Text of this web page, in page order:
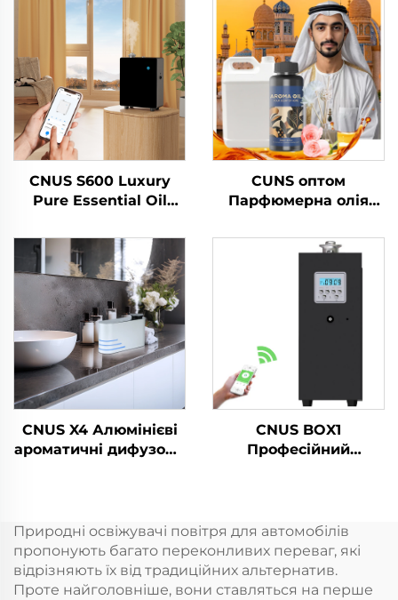
CNUS S600 Luxury
Pure Essential Oil
Logo Aroma Diffuser
Wifi Control
Электричний аромат
для освітлення
повітря
CUNS оптом
Парфюмерна олія
Французька
ароматика Дуже
довговічна
дифузерна машинна
CNUS X4 Алюмінієві
ароматичні дифузори
олійних дифузорів
Безводні атомізатори
CNUS BOX1
Професійний
ароматичних масел
Природні освіжувачі повітря для автомобілів
пропонують багато переконливих переваг, які
відрізняють їх від традиційних альтернатив.
Проте найголовніше, вони ставляться на перше